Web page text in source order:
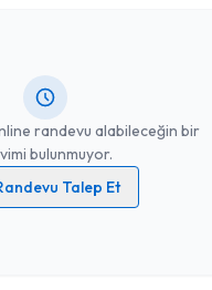
randevu alabileceğin bir
bulunmuyor.
Talep Et
ilişkinAydınlatma Metni